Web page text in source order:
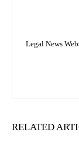
Legal News
RELATED